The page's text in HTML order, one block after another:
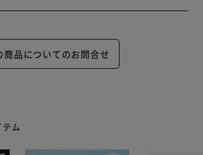
商品についてのお問合せ
ム